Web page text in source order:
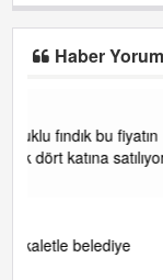
Haber
Ereğlinin en
Metrekaresi 500
başkanım seni
senin ereyliye
ibrahim